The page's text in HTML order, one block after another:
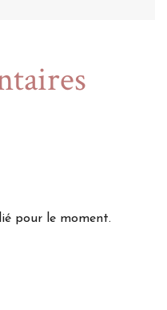
pour le moment.